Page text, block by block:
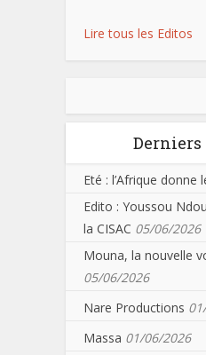
Lire tous les Editos
Eté : l’Afrique donne
Edito : Youssou
la CISAC 05/06/2026
Mouna, la nouvelle
05/06/2026
Nare Productions
Massa 01/06/2026